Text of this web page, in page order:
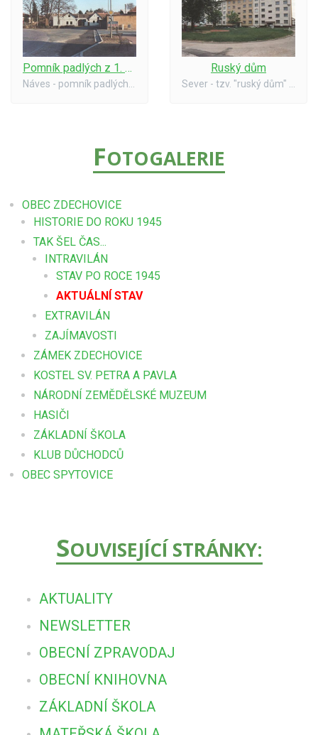
Pomník padlých z 1. světové války a statek u Černých Ruský dům
FOTOGALERIE
OBEC ZDECHOVICE
HISTORIE DO ROKU 1945
TAK ŠEL ČAS...
INTRAVILÁN
STAV PO ROCE 1945
AKTUÁLNÍ STAV
EXTRAVILÁN
ZAJÍMAVOSTI
ZÁMEK ZDECHOVICE
KOSTEL SV. PETRA A PAVLA
NÁRODNÍ ZEMĚDĚLSKÉ MUZEUM
HASIČI
ZÁKLADNÍ ŠKOLA
KLUB DŮCHODCŮ
OBEC SPYTOVICE
SOUVISEJÍCÍ STRÁNKY:
AKTUALITY
NEWSLETTER
OBECNÍ ZPRAVODAJ
OBECNÍ KNIHOVNA
ZÁKLADNÍ ŠKOLA